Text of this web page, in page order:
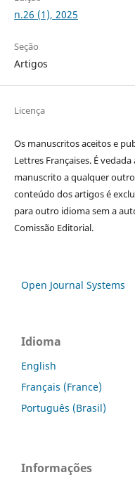
n.26 (1), 2025
Seção
Artigos
Licença
Os manuscritos aceitos e
Lettres Françaises. É
manuscrito a qualquer
conteúdo dos artigos é
para outro idioma sem a
Comissão Editorial.
Open Journal Systems
Idioma
English
Français (France)
Português (Brasil)
Informações